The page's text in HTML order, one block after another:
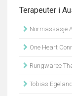
Terapeuter i
Normassasje
One Heart
Rungwaree
Tobias Egeland